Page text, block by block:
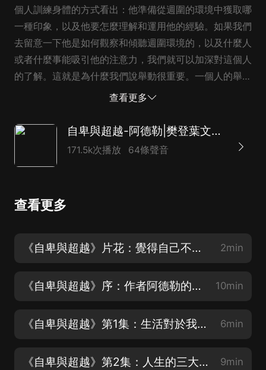
個人訓練身體的方式看出：他準備從週圍的環境中獲取哪
一種印象，以及他要怎麼理解和運用他的經驗。如果我們
去留意一下他是如何觀察和傾聽週圍環境的，以及什麼人
或者什麼事能吸引他的注意力，我們就可以加深對這個人
的了解。這就是為什麼我們說舉動很重要。一個人的舉動
可以顯示出他身體所受過的訓練，我們也可以看出他是如
我們的心理學定義上再添點東西。心理學研究的，是一個
人對他身體的態度，我們也可以由此來討論不同人之間，
更大的阻礙，他們的心靈也比較難去影響、指揮和控制自
標，他們需要付出更多努力和專注。因此，他們的心靈會
難，他就没有多余的注意力再去留心外部的世...
查看更多
自卑與超越-阿德勒|樊登葉文推薦：發掘自卑潛力，找到人生意義
171.5k次播放 64條聲音
查看更多
《自卑與超越》片花：覺得自己不夠好，是超越自己的原動力 2min
《自卑與超越》序：作者阿德勒的故事 | 因自卑而有所成就的大師 10min
《自卑與超越》第1集：生活對於我們的意義 | 現實不會影響我們，影響我們的是意義 6min
《自卑與超越》第2集：人生的三大事實 | 生而為人要面臨什麼挑戰 9min